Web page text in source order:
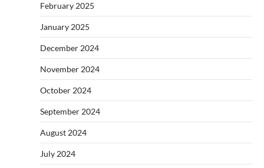
February 2025
January 2025
December 2024
November 2024
October 2024
September 2024
August 2024
July 2024